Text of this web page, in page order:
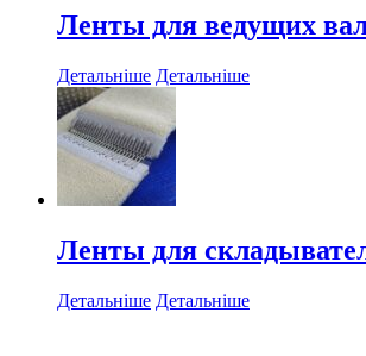
Ленты для ведущих
Детальніше Детальніше
Ленты для
Детальніше Детальніше